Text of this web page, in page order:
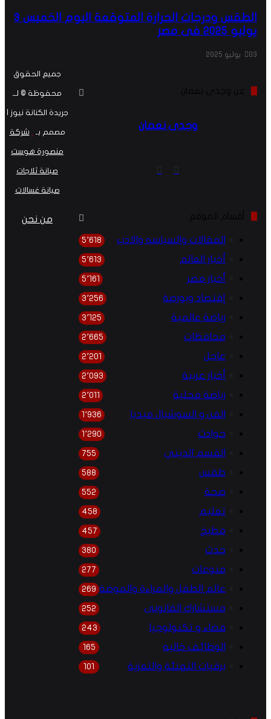
الطقس ودرجات الحرارة المتوقعة اليوم الخميس 3
يوليو 2025 فى مصر
03 يوليو 2025
عن وجدى نعمان
وجدى نعمان
أقسام الموقع
المقالات والسياسه والادب 5٬618
أخبار العالم 5٬613
أخبار مصر 5٬161
إقتصاد وبورصة 3٬256
رياضة عالمية 3٬125
محافظات 2٬665
عاجل 2٬201
أخبار عربية 2٬093
رياضة محلية 2٬011
الفن و السوشيال ميديا 1٬936
حوادث 1٬290
القسم الديني 755
طقس 588
صحة 552
تعليم 458
مطبخ 457
حدث 380
منوعات 277
عالم الطفل والمراءة والموضة 269
مستشارك القانونى 252
فضاء و تكنولوجيا 243
الوظائف خاليه 165
برقيات التهنئة والتعزية 101
جميع الحقوق
محفوظة © لــ
جريدة الكنانة نيوز |
مصمم بـ شركة
منصورة هوست
صيانة ثلاجات
صيانة غسالات
من نحن